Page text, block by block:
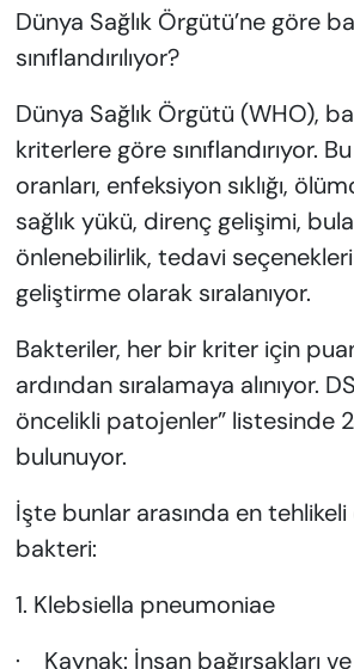
Dünya Sağlık Örgütü’ne göre
sınıflandırılıyor?
Dünya Sağlık Örgütü (WHO),
kriterlere göre sınıflandırıyor.
oranları, enfeksiyon sıklığı,
sağlık yükü, direnç gelişimi,
önlenebilirlik, tedavi
geliştirme olarak sıralanıyor.
Bakteriler, her bir kriter için
ardından sıralamaya alınıyor.
öncelikli patojenler” listesinde
bulunuyor.
İşte bunlar arasında en
bakteri:
1. Klebsiella pneumoniae
· Kaynak: İnsan bağırsakları ve